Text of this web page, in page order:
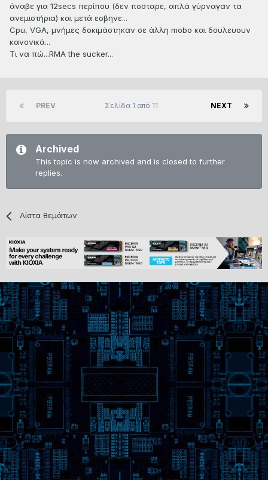
άναβε για 12secs περίπου (δεν ποσταρε, απλά γύρναγαν τα
ανεμιστήρια) και μετά εσβηνε...
Cpu, VGA, μνήμες δοκιμάστηκαν σε άλλη mobo και δουλευουν
κανονικά...
Τι να πώ...RMA the sucker...
PREV NEXT
Σελίδα 1 από 11
Archived
This topic is now archived and is closed to further
replies.
Λίστα θεμάτων